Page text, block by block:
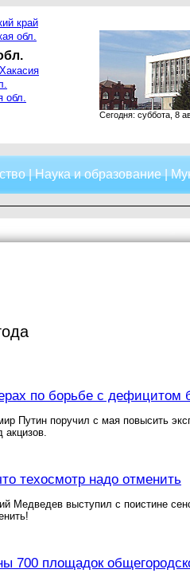
край
обл.
обл.
Сегодня: суббота, 8
|Наука и образование|
по борьбе с дефицитом
Путин поручил с мая повысить
техосмотр надо отменить
Медведев выступил с поистине
700 площадок